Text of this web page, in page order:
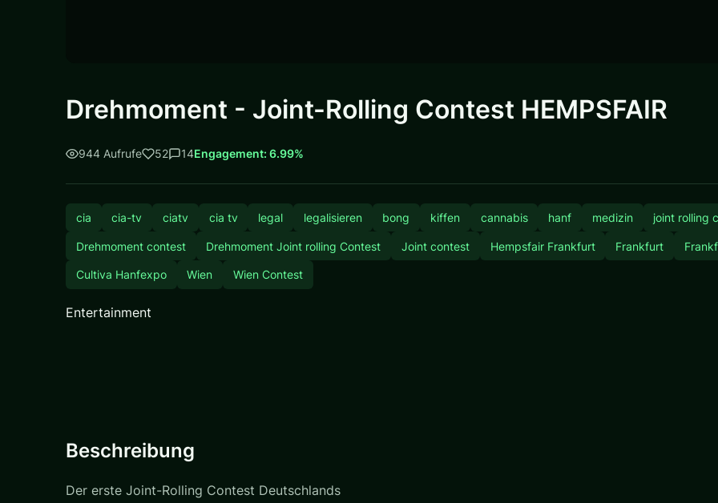
Drehmoment - Joint-Rolling Contest HEMPSFAIR
944 Aufrufe 52 14Engagement: 6.99%
cia cia-tv ciatv cia tv legal legalisieren bong kiffen cannabis hanf medizin joint rolling
Drehmoment contest Drehmoment Joint rolling Contest Joint contest Hempsfair Frankfurt Frankfurt
Cultiva Hanfexpo Wien Wien Contest
Entertainment
Beschreibung
Der erste Joint-Rolling Contest Deutschlands